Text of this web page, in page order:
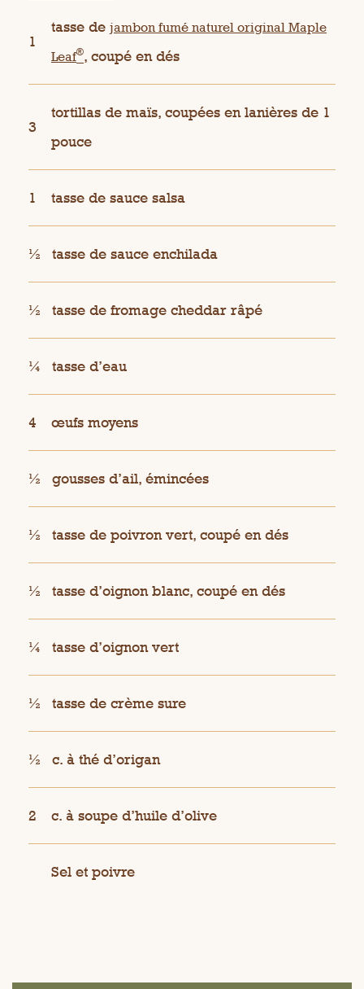
1
tasse de jambon fumé naturel original Maple
Leaf®, coupé en dés
3
tortillas de maïs, coupées en lanières de 1
pouce
1 tasse de sauce salsa
½ tasse de sauce enchilada
½ tasse de fromage cheddar râpé
¼ tasse d’eau
4 œufs moyens
½ gousses d’ail, émincées
½ tasse de poivron vert, coupé en dés
½ tasse d’oignon blanc, coupé en dés
¼ tasse d’oignon vert
½ tasse de crème sure
½ c. à thé d’origan
2 c. à soupe d’huile d’olive
Sel et poivre